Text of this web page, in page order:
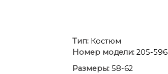
Тип: Костюм
Номер модели: 205-596
Размеры: 58-62